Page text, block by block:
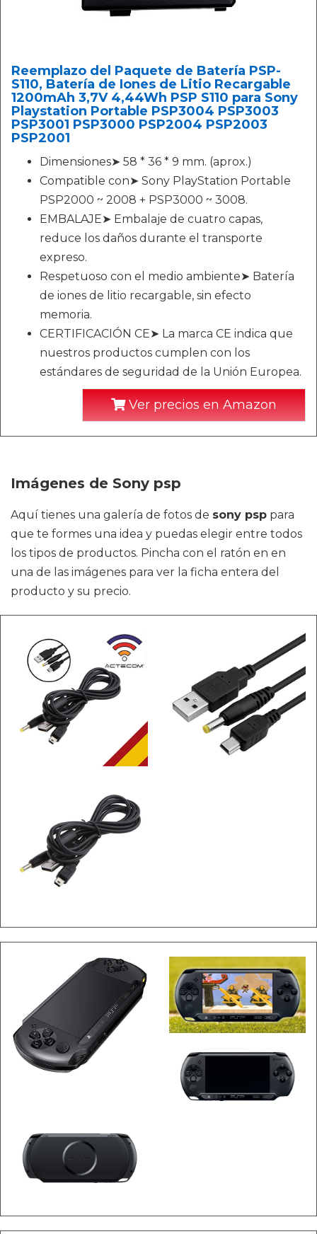
Reemplazo del Paquete de Batería PSP-
S110, Batería de Iones de Litio Recargable
1200mAh 3,7V 4,44Wh PSP S110 para Sony
Playstation Portable PSP3004 PSP3003
PSP3001 PSP3000 PSP2004 PSP2003
PSP2001
Dimensiones➤ 58 * 36 * 9 mm. (aprox.)
Compatible con➤ Sony PlayStation Portable
PSP2000 ~ 2008 + PSP3000 ~ 3008.
EMBALAJE➤ Embalaje de cuatro capas,
reduce los daños durante el transporte
expreso.
Respetuoso con el medio ambiente➤ Batería
de iones de litio recargable, sin efecto
memoria.
CERTIFICACIÓN CE➤ La marca CE indica que
nuestros productos cumplen con los
estándares de seguridad de la Unión Europea.
Ver precios en Amazon
Imágenes de Sony psp
Aquí tienes una galería de fotos de sony psp para
que te formes una idea y puedas elegir entre todos
los tipos de productos. Pincha con el ratón en en
una de las imágenes para ver la ficha entera del
producto y su precio.